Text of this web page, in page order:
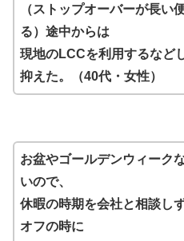
（ストップオーバーが長い
る）途中からは
現地のLCCを利用するなど
抑えた。（40代・女性）
お盆やゴールデンウィーク
いので、
休暇の時期を会社と相談し
オフの時に